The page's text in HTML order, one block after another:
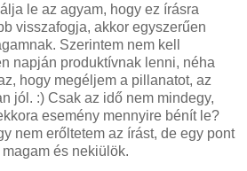
le az agyam, hogy ez írásra
visszafogja, akkor egyszerűen
Szerintem nem kell
napján produktívnak lenni, néha
hogy megéljem a pillanatot, az
jól. :) Csak az idő nem mindegy,
esemény mennyire bénít le?
nem erőltetem az írást, de egy pont
és nekiülök.